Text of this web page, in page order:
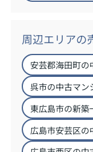
周辺エリアの
安芸郡海田町の
呉市の中古マン
東広島市の新築
広島市安芸区の